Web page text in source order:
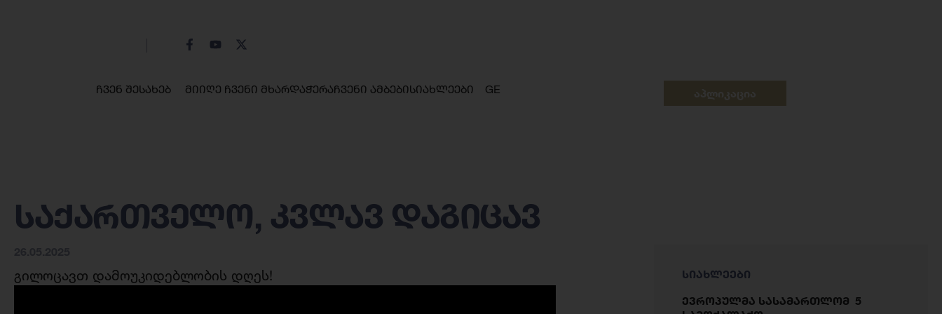
ჩვენ შესახებ მიიღე ჩვენი მხარდაჭერაჩვენი ამბებისიახლეები GE
საქართველო, კვლავ დაგიცავ
გილოცავთ დამოუკიდებლობის დღეს!
სიახლეები
ევროპულმა სასამართლომ 5